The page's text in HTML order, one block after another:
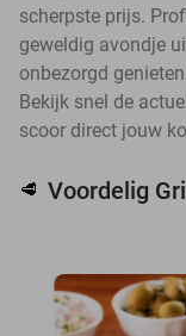
scherpste prijs.
geweldig avondje
onbezorgd
Bekijk snel de
scoor direct jouw
🥩 Voordelig